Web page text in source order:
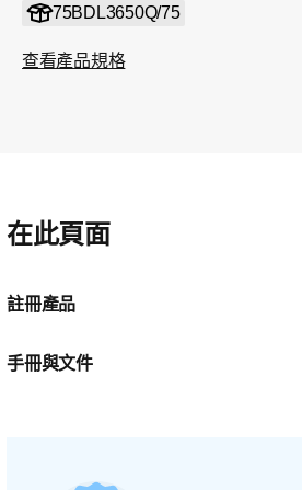
75BDL3650Q/75
查看產品規格
在此頁面
註冊產品
手冊與文件